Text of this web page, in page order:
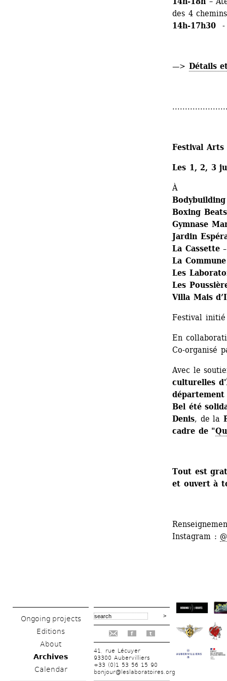
Ongoing projects
Editions
About
Archives
Calendar
f t
41, rue Lécuyer
93300 Aubervilliers
+33 (0)1 53 56 15 90
bonjour@leslaboratoires.org
des 4
14h-17h30 -
—> Détails
Festival Arts
Les 1, 2, 3
À
Boxing
Gymnase
Jardin
La Cassette
La
Les
Les
Villa Mais
Festival
En
Co-organisé
Avec le
culturelles
département
Bel été
Denis, de la
cadre de "
Tout est
et ouvert à
Instagram :